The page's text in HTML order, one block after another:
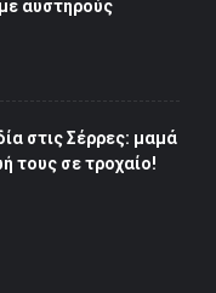
αυστηρούς
στις Σέρρες: μαμά
τους σε τροχαίο!